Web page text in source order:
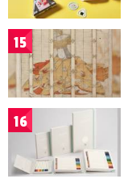
15
16